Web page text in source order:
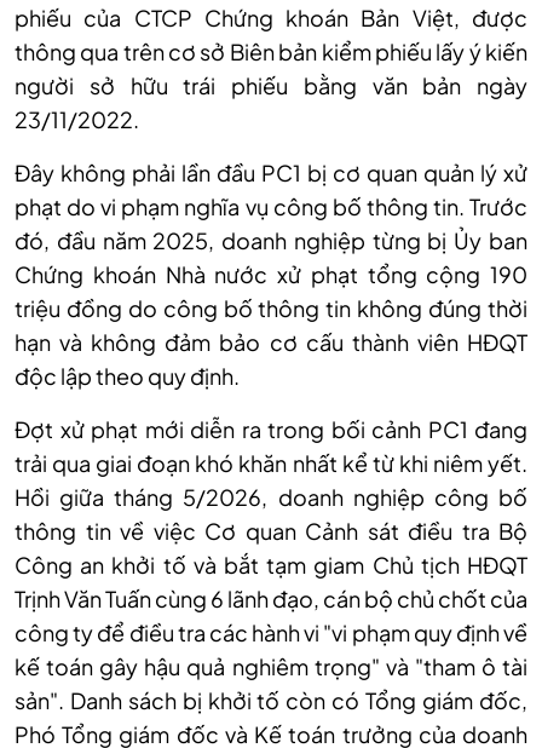
phiếu của CTCP Chứng khoán Bản Việt, được
thông qua trên cơ sở Biên bản kiểm phiếu lấy ý kiến
người sở hữu trái phiếu bằng văn bản ngày
23/11/2022.
Đây không phải lần đầu PC1 bị cơ quan quản lý xử
phạt do vi phạm nghĩa vụ công bố thông tin. Trước
đó, đầu năm 2025, doanh nghiệp từng bị Ủy ban
Chứng khoán Nhà nước xử phạt tổng cộng 190
triệu đồng do công bố thông tin không đúng thời
hạn và không đảm bảo cơ cấu thành viên HĐQT
độc lập theo quy định.
Đợt xử phạt mới diễn ra trong bối cảnh PC1 đang
trải qua giai đoạn khó khăn nhất kể từ khi niêm yết.
Hồi giữa tháng 5/2026, doanh nghiệp công bố
thông tin về việc Cơ quan Cảnh sát điều tra Bộ
Công an khởi tố và bắt tạm giam Chủ tịch HĐQT
Trịnh Văn Tuấn cùng 6 lãnh đạo, cán bộ chủ chốt của
công ty để điều tra các hành vi "vi phạm quy định về
kế toán gây hậu quả nghiêm trọng" và "tham ô tài
sản". Danh sách bị khởi tố còn có Tổng giám đốc,
Phó Tổng giám đốc và Kế toán trưởng của doanh